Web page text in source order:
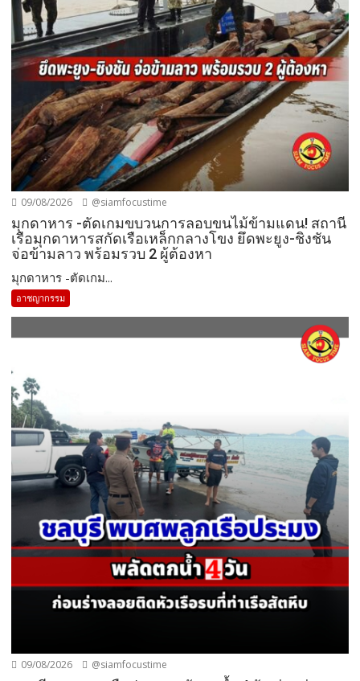
09/08/2026 @siamfocustime
มุกดาหาร -ตัดเกมขบวนการลอบขนไม้ข้ามแดน! สถานี
เรือมุกดาหารสกัดเรือเหล็กกลางโขง ยึดพะยูง-ชิงชัน
จ่อข้ามลาว พร้อมรวบ 2 ผู้ต้องหา
มุกดาหาร -ตัดเกม...
อาชญากรรม
09/08/2026 @siamfocustime